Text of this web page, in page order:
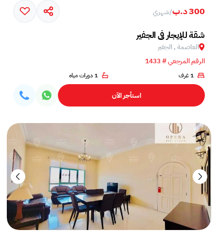
300 د.ب /شهري
شقة للإيجار في الجفير
العاصمة , الجفير
الرقم المرجعي # 1433
1 غرف 1 دورات مياه
استأجر الآن